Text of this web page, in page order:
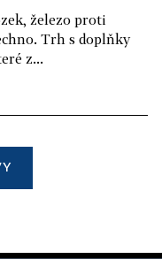
železo proti
Trh s doplňky
z...